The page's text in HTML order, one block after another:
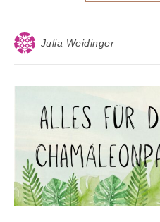
Julia Weidinger